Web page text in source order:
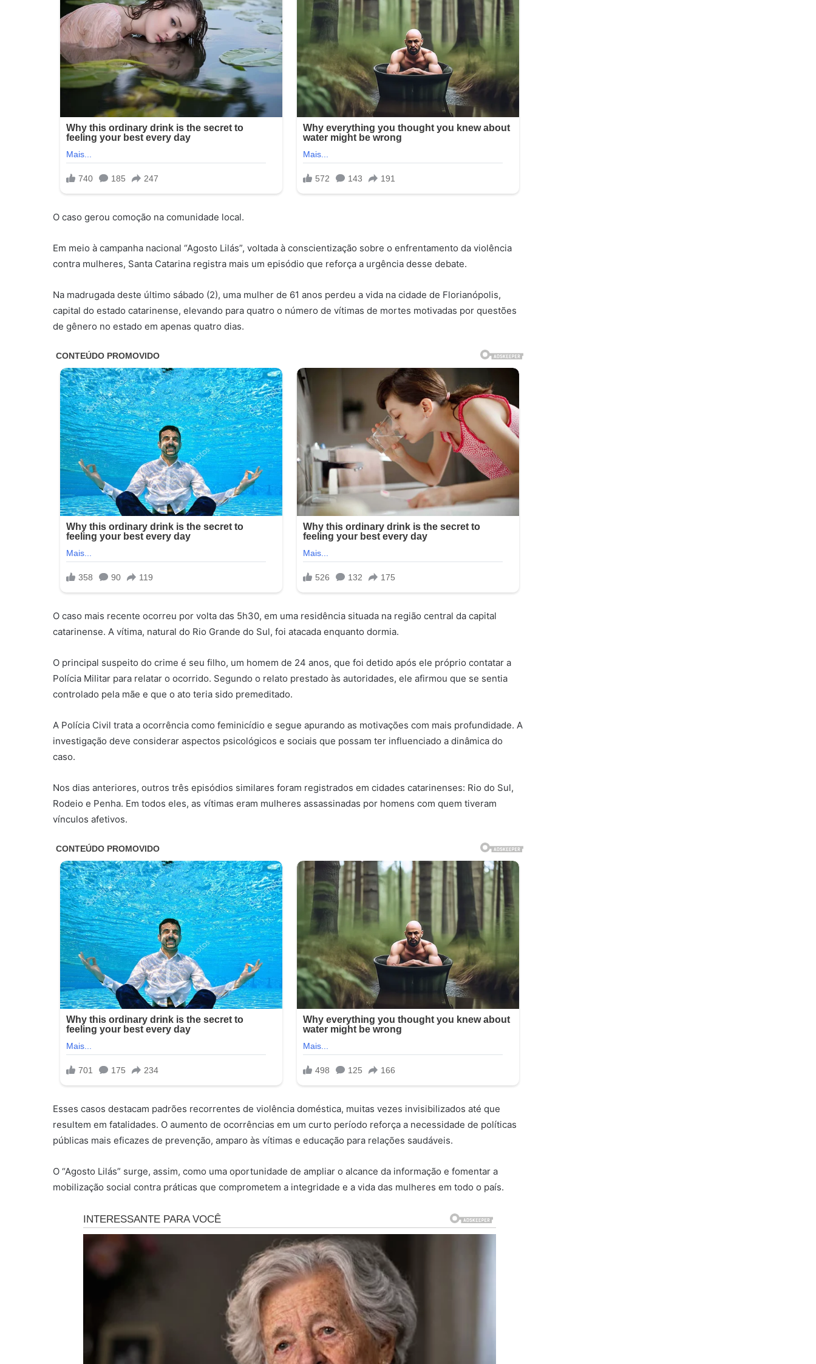
O caso gerou comoção na comunidade local.
Em meio à campanha nacional “Agosto Lilás”, voltada à conscientização sobre o enfrentamento da violência
contra mulheres, Santa Catarina registra mais um episódio que reforça a urgência desse debate.
Na madrugada deste último sábado (2), uma mulher de 61 anos perdeu a vida na cidade de Florianópolis,
capital do estado catarinense, elevando para quatro o número de vítimas de mortes motivadas por questões
de gênero no estado em apenas quatro dias.
O caso mais recente ocorreu por volta das 5h30, em uma residência situada na região central da capital
catarinense. A vítima, natural do Rio Grande do Sul, foi atacada enquanto dormia.
O principal suspeito do crime é seu filho, um homem de 24 anos, que foi detido após ele próprio contatar a
Polícia Militar para relatar o ocorrido. Segundo o relato prestado às autoridades, ele afirmou que se sentia
controlado pela mãe e que o ato teria sido premeditado.
A Polícia Civil trata a ocorrência como feminicídio e segue apurando as motivações com mais profundidade. A
investigação deve considerar aspectos psicológicos e sociais que possam ter influenciado a dinâmica do
caso.
Nos dias anteriores, outros três episódios similares foram registrados em cidades catarinenses: Rio do Sul,
Rodeio e Penha. Em todos eles, as vítimas eram mulheres assassinadas por homens com quem tiveram
vínculos afetivos.
Esses casos destacam padrões recorrentes de violência doméstica, muitas vezes invisibilizados até que
resultem em fatalidades. O aumento de ocorrências em um curto período reforça a necessidade de políticas
públicas mais eficazes de prevenção, amparo às vítimas e educação para relações saudáveis.
O “Agosto Lilás” surge, assim, como uma oportunidade de ampliar o alcance da informação e fomentar a
mobilização social contra práticas que comprometem a integridade e a vida das mulheres em todo o país.